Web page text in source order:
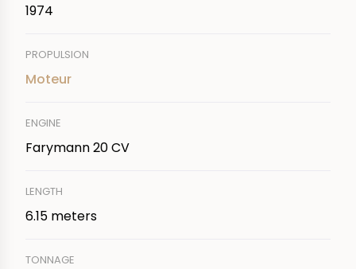
1974
PROPULSION
Moteur
ENGINE
Farymann 20 CV
LENGTH
6.15 meters
TONNAGE